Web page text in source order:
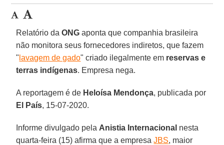
Relatório daONG aponta que companhia brasileira
não monitora seus fornecedores indiretos, que fazem
" lavagem de gado" criado ilegalmente em reservas e
terras indígenas. Empresa nega.
A reportagem é de Heloísa Mendonça, publicada por
El País, 15-07-2020.
Informe divulgado pela Anistia Internacional nesta
quarta-feira (15) afirma que a empresaJBS, maior